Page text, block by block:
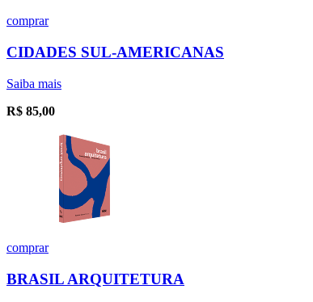
comprar
CIDADES SUL-AMERICANAS
Saiba mais
R$ 85,00
comprar
BRASIL ARQUITETURA